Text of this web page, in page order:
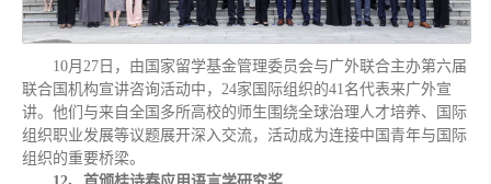
10月27日，由国家留学基金管理委员会与广外联合主办第六届
联合国机构宣讲咨询活动中，24家国际组织的41名代表来广外宣
讲。他们与来自全国多所高校的师生围绕全球治理人才培养、国际
组织职业发展等议题展开深入交流，活动成为连接中国青年与国际
组织的重要桥梁。